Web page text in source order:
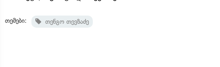
თემები: თენგო თევზაძე